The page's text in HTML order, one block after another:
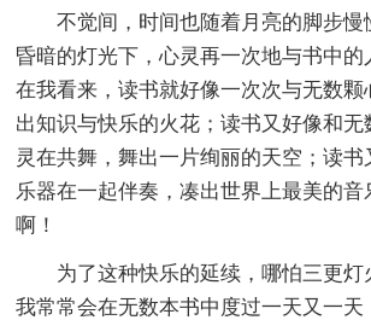
不觉间，时间也随着月亮的脚步慢
昏暗的灯光下，心灵再一次地与书中的
在我看来，读书就好像一次次与无数颗
出知识与快乐的火花；读书又好像和
灵在共舞，舞出一片绚丽的天空；读书
乐器在一起伴奏，凑出世界上最美的
啊！
为了这种快乐的延续，哪怕三更灯
我常常会在无数本书中度过一天又一天